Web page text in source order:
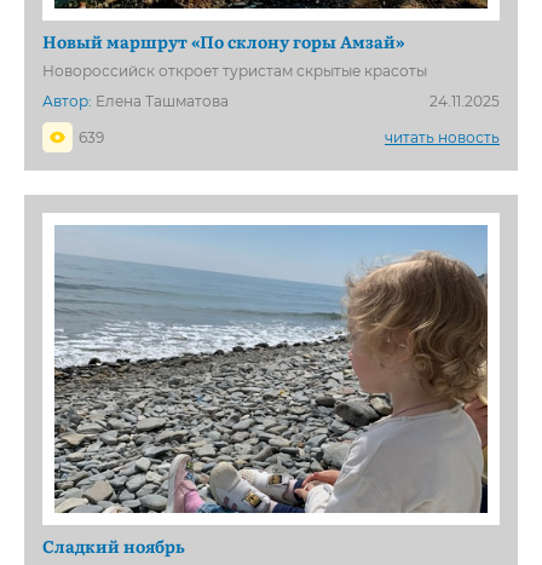
Новый маршрут «По склону горы Амзай»
Новороссийск откроет туристам скрытые красоты
Автор: Елена Ташматова
24.11.2025
639
читать новость
Сладкий ноябрь